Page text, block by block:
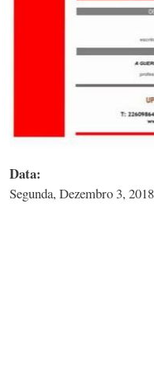
Data:
Segunda, Dezembro 3,